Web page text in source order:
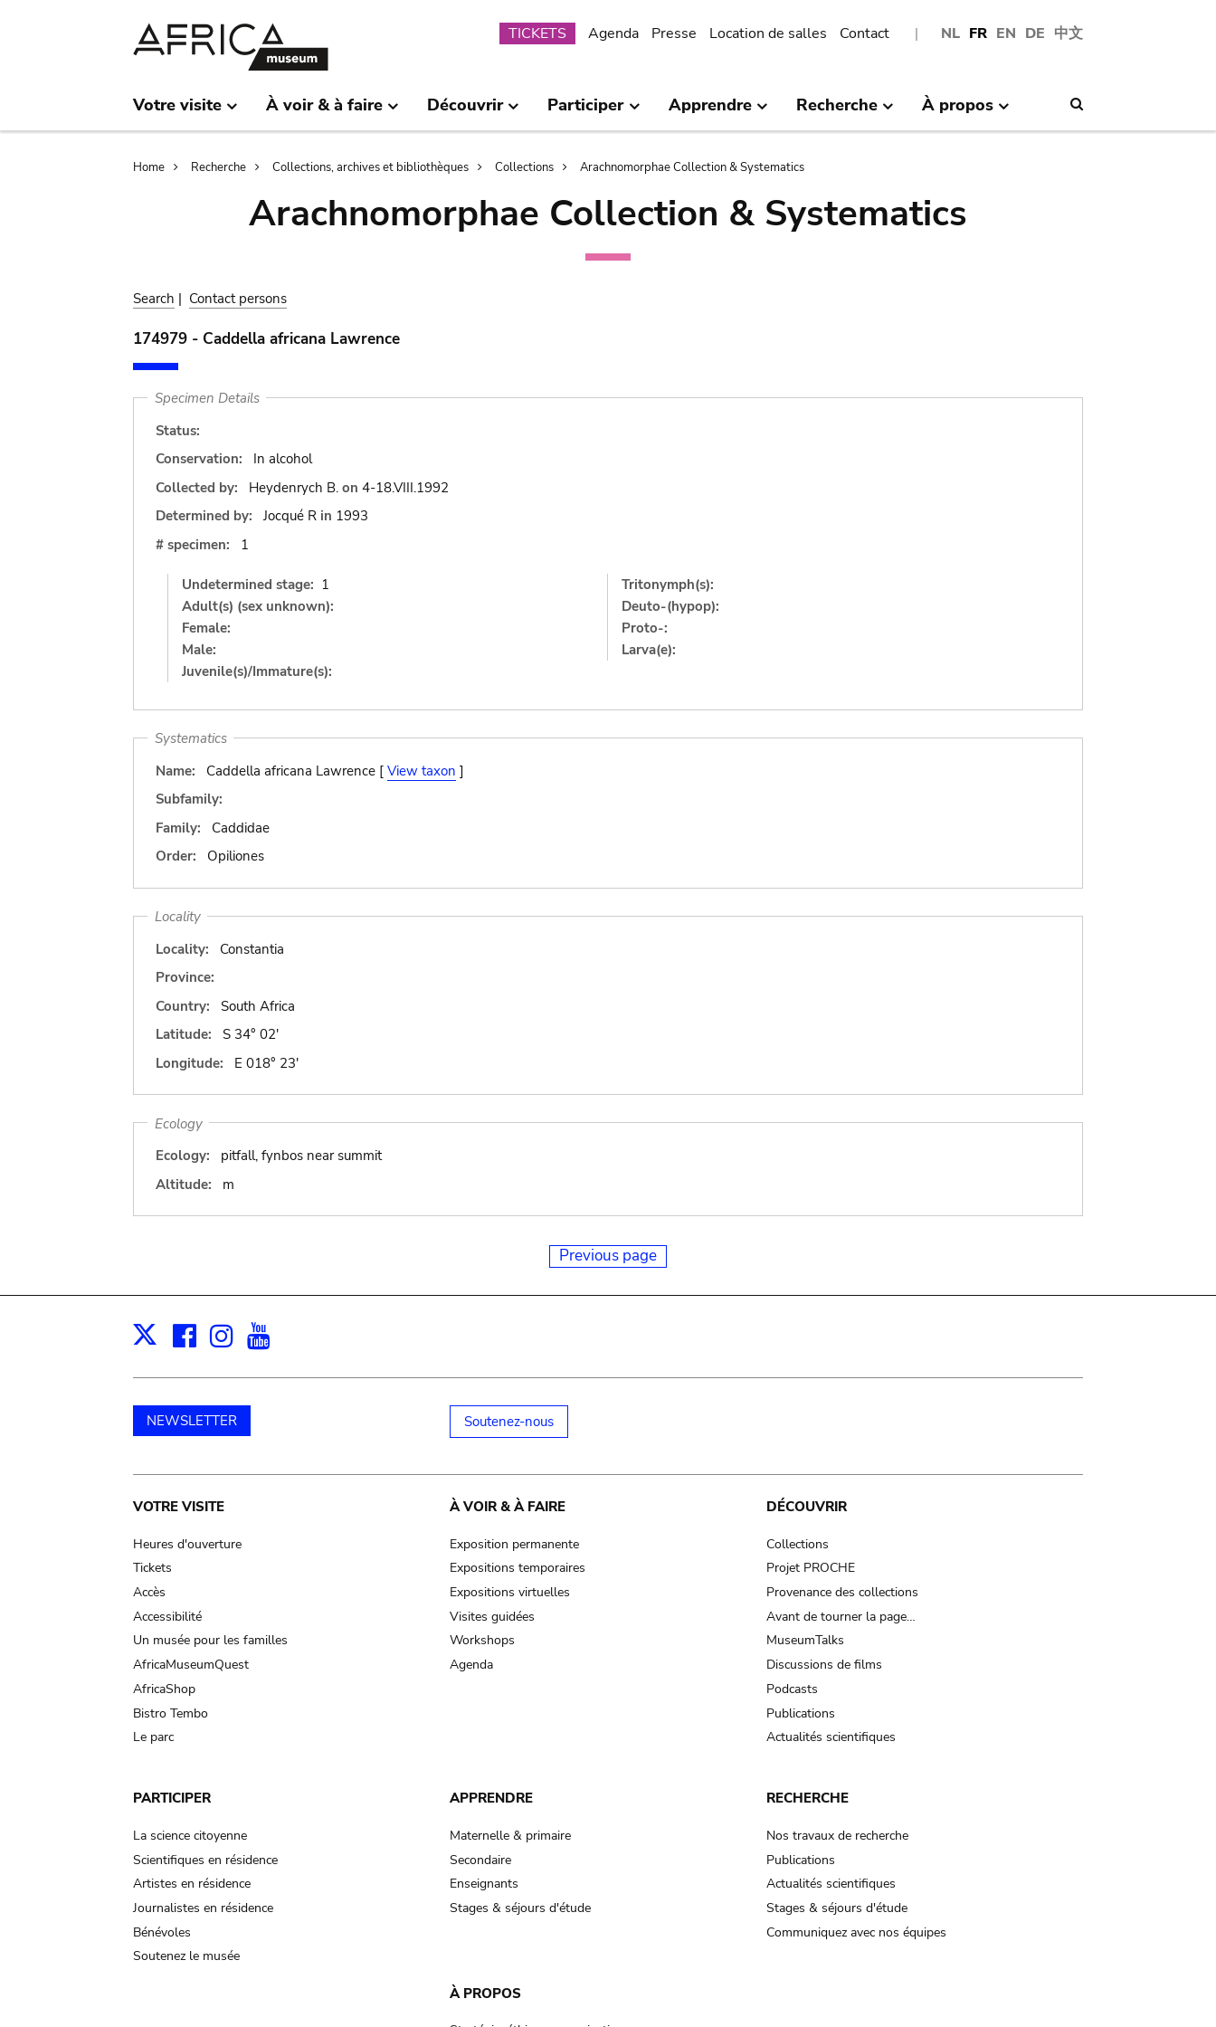
NL FR EN DE 中文
Submenu
TICKETS Agenda Presse Location de salles Contact
Votre visite À voir & à faire Découvrir Participer Apprendre Recherche À propos
Breadcrumb
Home Recherche Collections, archives et bibliothèques Collections Arachnomorphae Collection & Systematics
Arachnomorphae Collection & Systematics
Search | Contact persons
174979 - Caddella africana Lawrence
Specimen Details
Status:
Conservation:
In alcohol
Collected by:
Heydenrych B. on 4-18.VIII.1992
Determined by:
Jocqué R in 1993
# specimen:
1
Undetermined stage: 1
Adult(s) (sex unknown):
Female:
Male:
Juvenile(s)/Immature(s):
Tritonymph(s):
Deuto-(hypop):
Proto-:
Larva(e):
Systematics
Name:
Caddella africana Lawrence [ View taxon ]
Subfamily:
Family:
Caddidae
Order:
Opiliones
Locality
Locality:
Constantia
Province:
Country:
South Africa
Latitude:
S 34° 02'
Longitude:
E 018° 23'
Ecology
Ecology:
pitfall, fynbos near summit
Altitude:
m
Previous page
X Facebook
Instagram
NEWSLETTER Soutenez-nous
Main
navigation
VOTRE VISITE
Heures d'ouverture
Tickets
Accès
Accessibilité
Un musée pour les familles
AfricaMuseumQuest
AfricaShop
Bistro Tembo
Le parc
À VOIR & À FAIRE
Exposition permanente
Expositions temporaires
Expositions virtuelles
Visites guidées
Workshops
Agenda
DÉCOUVRIR
Collections
Projet PROCHE
Provenance des collections
Avant de tourner la page…
MuseumTalks
Discussions de films
Podcasts
Publications
Actualités scientifiques
PARTICIPER
La science citoyenne
Scientifiques en résidence
Artistes en résidence
Journalistes en résidence
Bénévoles
Soutenez le musée
APPRENDRE
Maternelle & primaire
Secondaire
Enseignants
Stages & séjours d'étude
RECHERCHE
Nos travaux de recherche
Publications
Actualités scientifiques
Stages & séjours d'étude
Communiquez avec nos équipes
À PROPOS